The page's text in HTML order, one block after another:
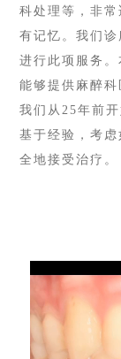
科处理等，⾮
有记忆。我们
进⾏此项服务
能够提供⿇醉科
我们从25年前
基于经验，考
全地接受治疗。